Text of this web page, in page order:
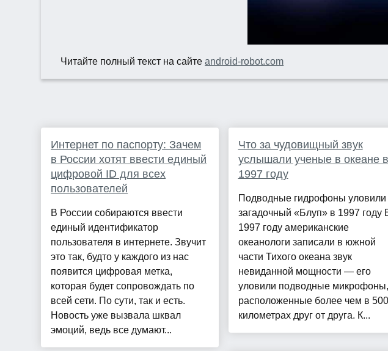
Читайте полный текст на сайтеandroid-robot.com
Интернет по паспорту: Зачем
в России хотят ввести единый
цифровой ID для всех
пользователей
В России собираются ввести
единый идентификатор
пользователя в интернете. Звучит
это так, будто у каждого из нас
появится цифровая метка,
которая будет сопровождать по
всей сети. По сути, так и есть.
Новость уже вызвала шквал
эмоций, ведь все думают...
Что за чудовищный звук
услышали ученые в океане в
1997 году
Подводные гидрофоны уловили
загадочный «Блуп» в 1997 году
1997 году американские
океанологи записали в южной
части Тихого океана звук
невиданной мощности — его
уловили подводные микрофоны,
расположенные более чем в
километрах друг от друга. К...